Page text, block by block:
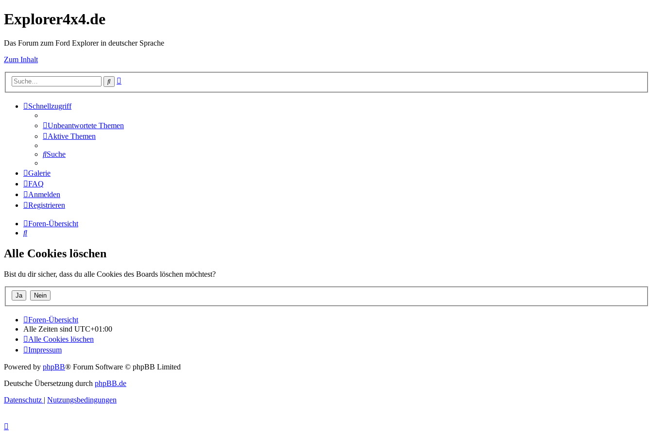
Explorer4x4.de
Das Forum zum Ford Explorer in deutscher Sprache
Zum Inhalt
Suche
Schnellzugriff
Unbeantwortete Themen
Aktive Themen
Suche
Galerie
FAQ
Anmelden
Registrieren
Foren-Übersicht
Suche
Alle Cookies löschen
Bist du dir sicher, dass du alle Cookies des Boards löschen möchtest?
Foren-Übersicht
Alle Zeiten sind UTC+01:00
Alle Cookies löschen
Impressum
Powered by phpBB® Forum Software © phpBB Limited
Deutsche Übersetzung durch phpBB.de
Datenschutz | Nutzungsbedingungen